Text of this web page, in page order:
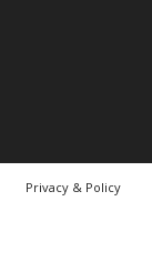
Privacy & Policy